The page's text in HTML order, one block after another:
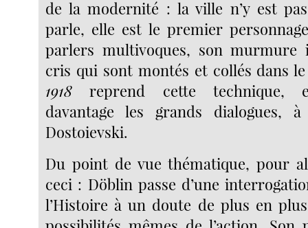
de la modernité : la ville n’y est
parle, elle est le premier
parlers multivoques, son murmure
cris qui sont montés et collés dans
1918 reprend cette technique,
davantage les grands dialogues,
Dostoievski.
Du point de vue thématique, pour
ceci : Döblin passe d’une
l’Histoire à un doute de plus en